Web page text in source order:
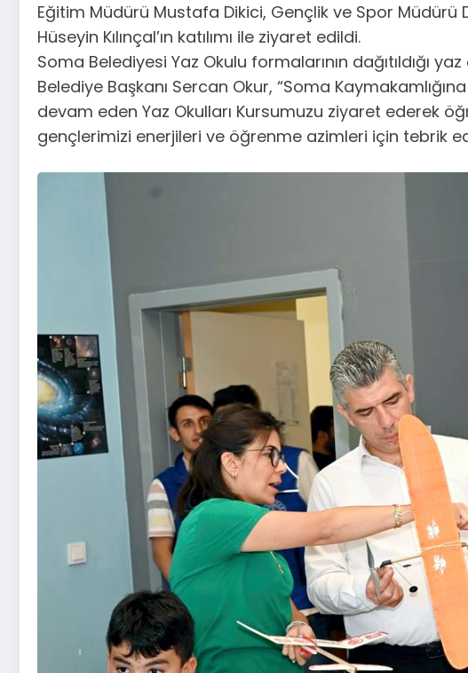
Eğitim Müdürü Mustafa Dikici, Gençlik ve Spor
Hüseyin Kılınçal’ın katılımı ile ziyaret edildi.
Soma Belediyesi Yaz Okulu formalarının dağıtıldığı
Belediye Başkanı Sercan Okur, “Soma
devam eden Yaz Okulları Kursumuzu ziyaret ederek
gençlerimizi enerjileri ve öğrenme azimleri için tebrik